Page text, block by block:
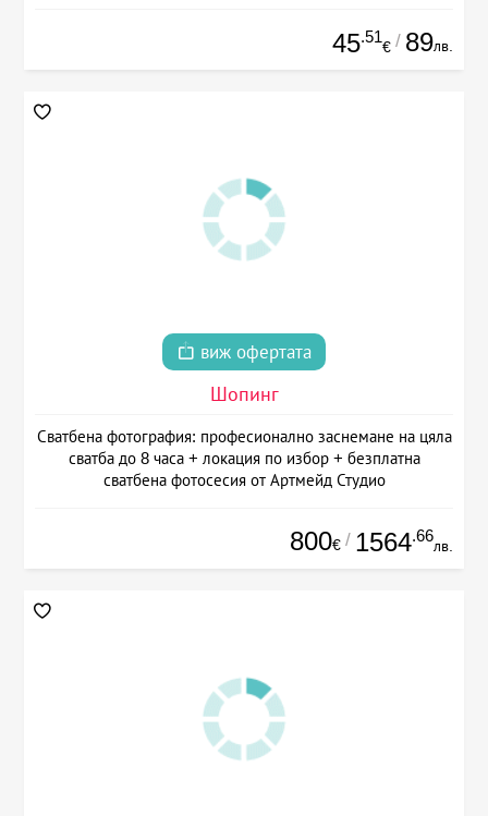
45.51
€ / 89лв.
виж офертата
Шопинг
Сватбена фотография: професионално заснемане на цяла
сватба до 8 часа + локация по избор + безплатна
сватбена фотосесия от Артмейд Студио
800€ / 1564.66
лв.